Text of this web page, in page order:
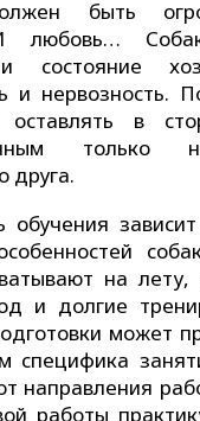
быть
любовь…
состояние
и нервозность.
в
только
друга.
обучения
на
и долгие
может
специфика
направления
работы